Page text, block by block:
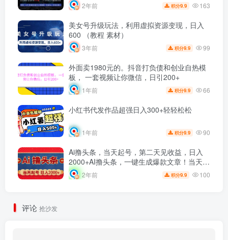
2年前 积分9.9 163
美女号升级玩法，利用虚拟资源变现，日入
600 （教程 素材）
3年前 积分9.9 99
外面卖1980元的。抖音打负债和创业自热模
板， 一套视频让你微信，日引200+
1年前 积分9.9 66
小红书代发作品超强日入300+轻轻松松
1年前 积分9.9 90
Ai撸头条，当天起号，第二天见收益，日入
2000+AI撸头条，一键生成爆款文章！当天起
号，第二天见收益，日入2000+
2年前 积分9.9 100
评论 抢沙发